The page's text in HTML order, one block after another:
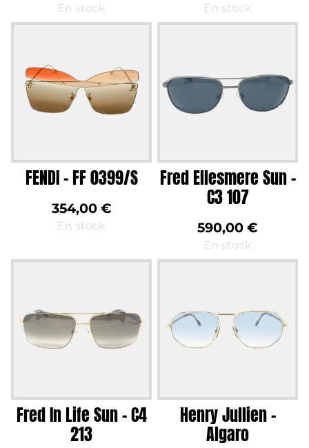
En stock En stock
En stock
FENDI – FF 0399/S
354,00 €
En stock
Fred Ellesmere Sun –
C3 107
590,00 €
Fred In Life Sun – C4
213
Henry Jullien –
Algaro